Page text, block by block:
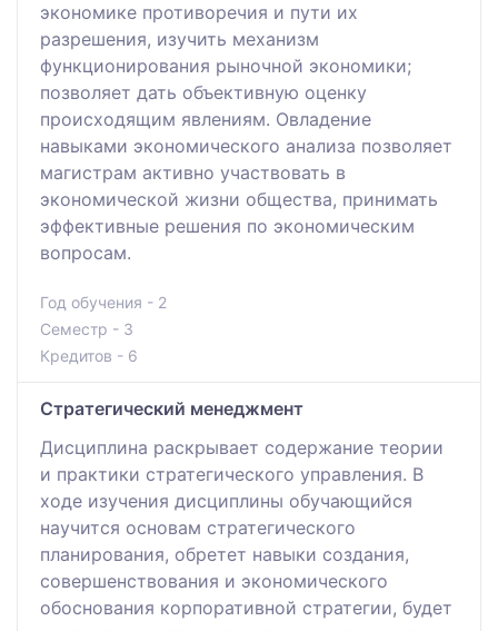
экономике противоречия и пути их
разрешения, изучить механизм
функционирования рыночной экономики;
позволяет дать объективную оценку
происходящим явлениям. Овладение
навыками экономического анализа позволяет
магистрам активно участвовать в
экономической жизни общества, принимать
эффективные решения по экономическим
вопросам.
Год обучения - 2
Семестр - 3
Кредитов - 6
Стратегический менеджмент
Дисциплина раскрывает содержание теории
и практики стратегического управления. В
ходе изучения дисциплины обучающийся
научится основам стратегического
планирования, обретет навыки создания,
совершенствования и экономического
обоснования корпоративной стратегии, будет